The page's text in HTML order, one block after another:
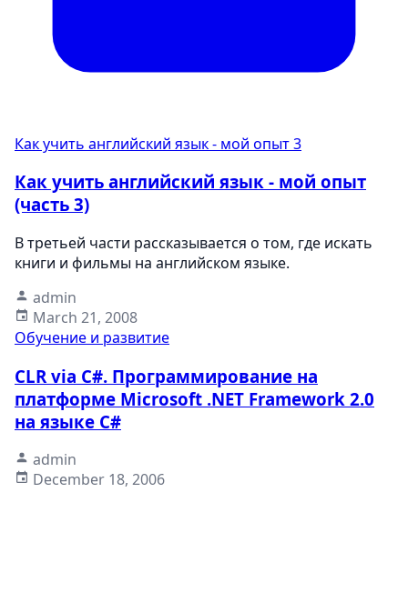
Как учить английский язык - мой опыт3
Как учить английский язык - мой опыт
(часть 3)
В третьей части рассказывается о том, где искать
книги и фильмы на английском языке.
admin
March 21, 2008
Обучение и развитие
CLR via C#. Программирование на
платформе Microsoft .NET Framework 2.0
на языке C#
admin
December 18, 2006